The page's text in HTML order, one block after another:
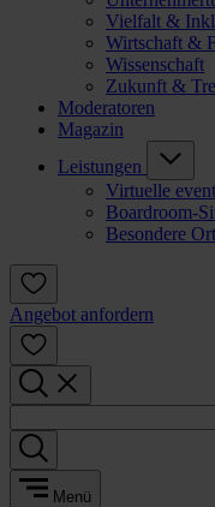
Vielfalt &
Wirtschaft &
Wissenschaft
Zukunft &
Moderatoren
Magazin
Leistungen
Virtuelle event
Boardroom-
Besondere
Angebot anfordern
Menü